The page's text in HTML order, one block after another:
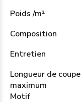
Poids /m²
Composition
Entretien
Longueur de coupe
maximum
Motif